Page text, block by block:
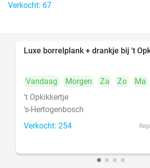
Verkocht: 67
Luxe borrelplank + drankje bij 't
Vandaag Morgen Za Zo Ma
't Opkikkertje
's-Hertogenbosch
Verkocht: 254